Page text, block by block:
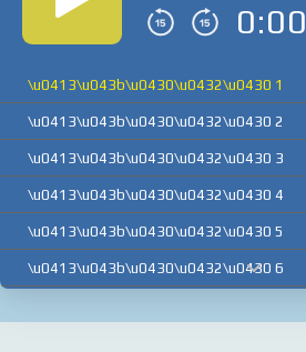
0:00
\u0413\u043b\u0430\u0432\u0430 1
\u0413\u043b\u0430\u0432\u0430 2
\u0413\u043b\u0430\u0432\u0430 3
\u0413\u043b\u0430\u0432\u0430 4
\u0413\u043b\u0430\u0432\u0430 5
\u0413\u043b\u0430\u0432\u0430 6